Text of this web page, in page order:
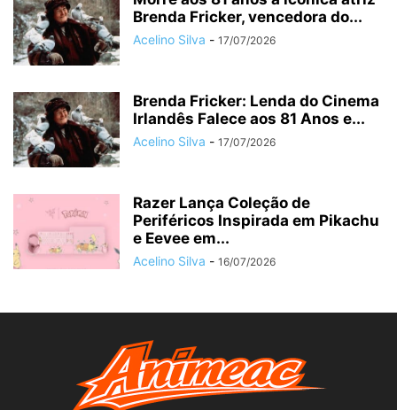
Brenda Fricker, vencedora do...
Acelino Silva - 17/07/2026
Brenda Fricker: Lenda do Cinema
Irlandês Falece aos 81 Anos e...
Acelino Silva - 17/07/2026
Razer Lança Coleção de
Periféricos Inspirada em Pikachu
e Eevee em...
Acelino Silva - 16/07/2026